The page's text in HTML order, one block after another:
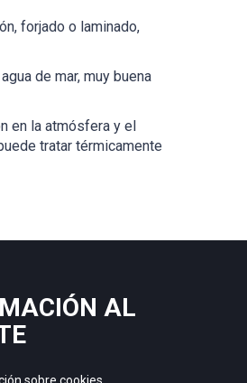
forjado o laminado,
de mar, muy buena
en la atmósfera y el
tratar térmicamente
AL